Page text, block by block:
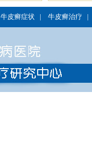
牛皮癣症状 牛皮癣治疗